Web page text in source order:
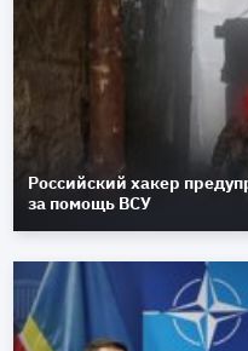
Российский хакер
за помощь ВСУ